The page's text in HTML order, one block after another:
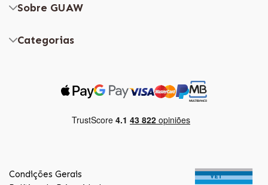
Sobre GUAW
Categorias
Condições Gerais